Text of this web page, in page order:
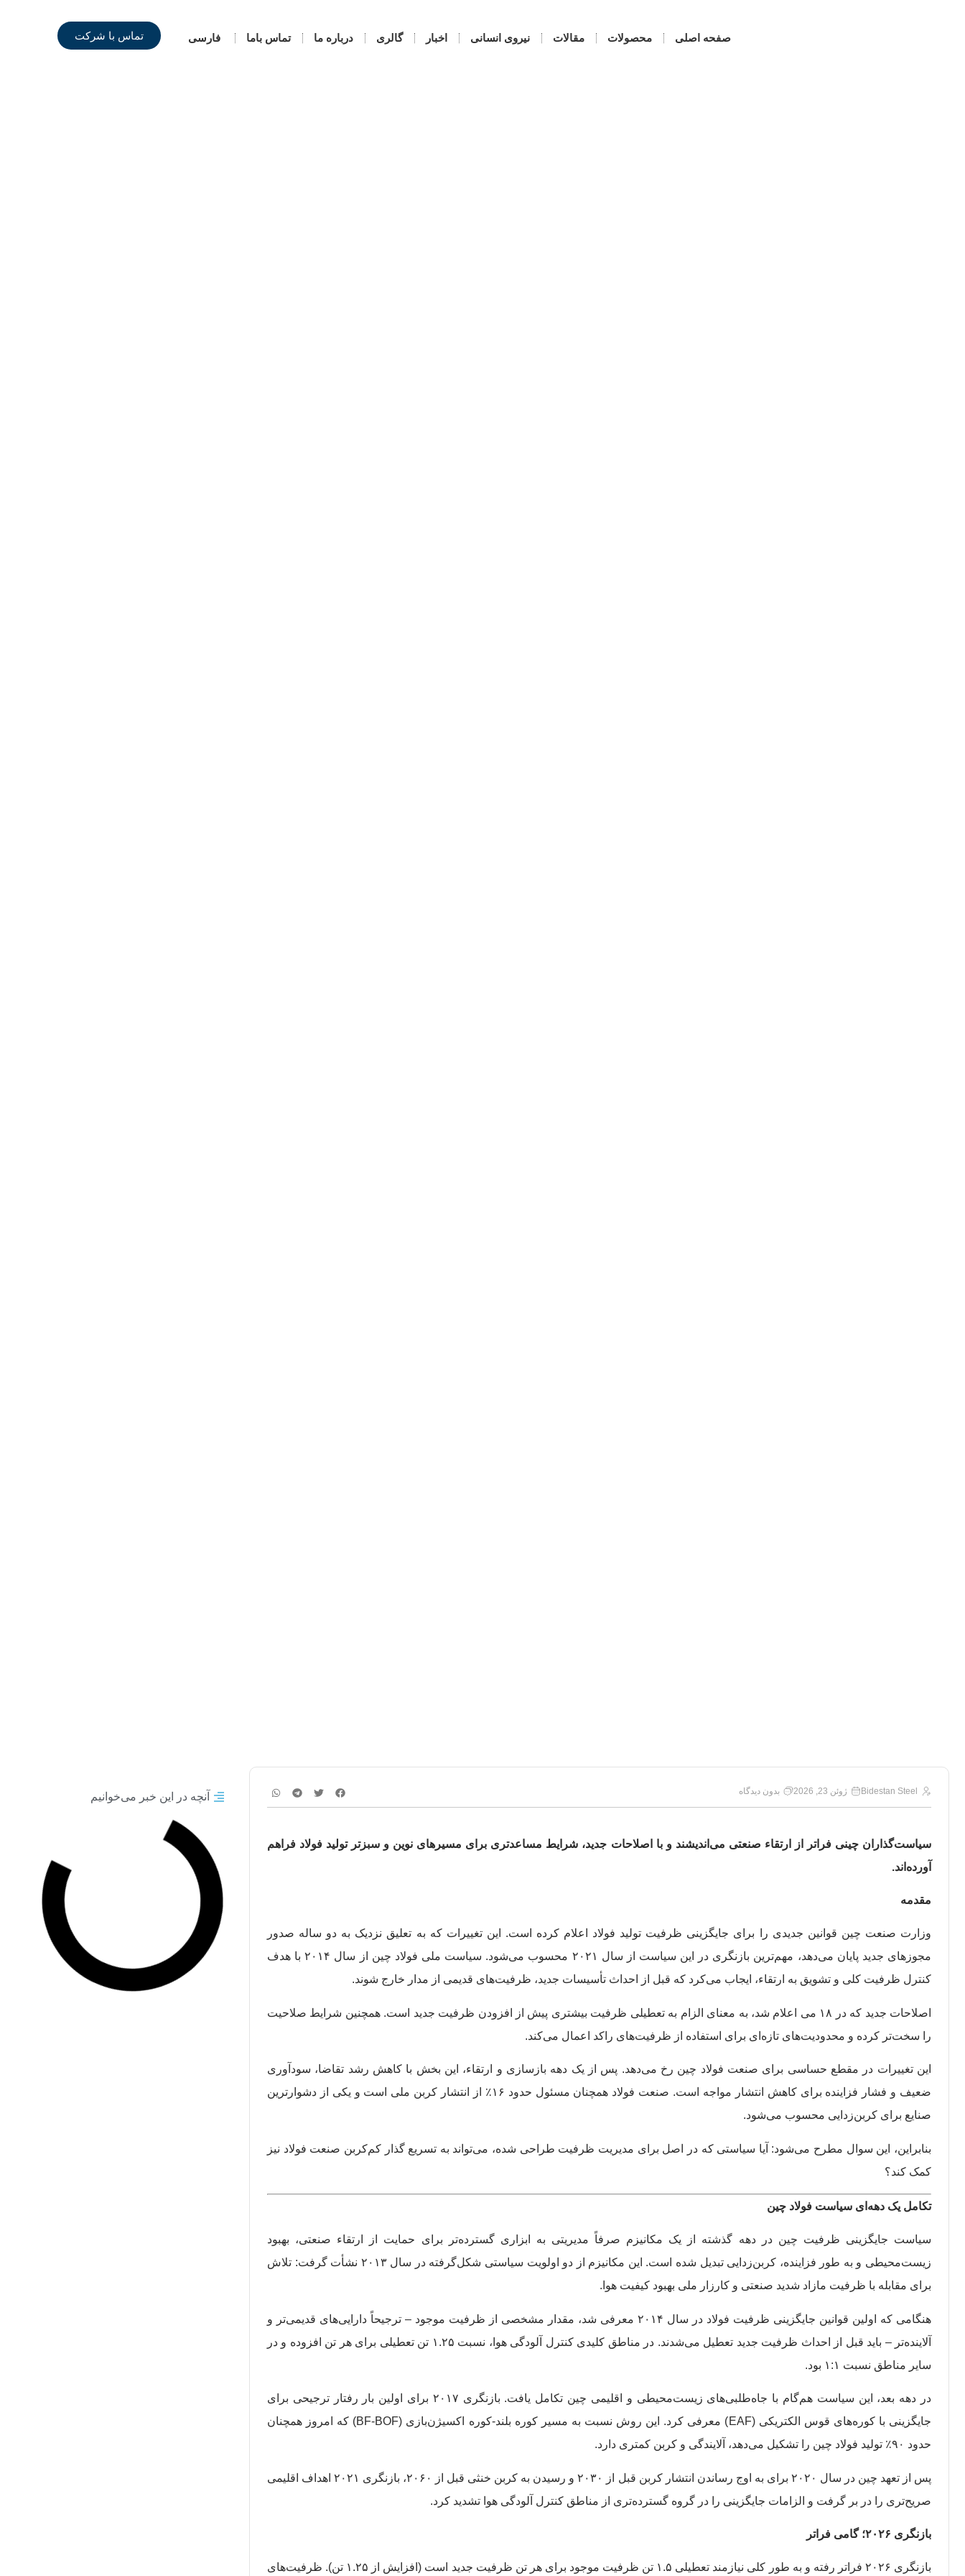
صفحه اصلی محصولات مقالات نیروی انسانی اخبار گالری درباره ما تماس باما فارسی تماس با شرکت
Bidestan Steel ژوئن 23, 2026 بدون دیدگاه
سیاست‌گذاران چینی فراتر از ارتقاء صنعتی می‌اندیشند و با اصلاحات جدید، شرایط مساعدتری برای مسیرهای نوین و سبزتر تولید فولاد فراهم
آورده‌اند.
مقدمه
وزارت صنعت چین قوانین جدیدی را برای جایگزینی ظرفیت تولید فولاد اعلام کرده است. این تغییرات که به تعلیق نزدیک به دو ساله صدور
مجوزهای جدید پایان می‌دهد، مهم‌ترین بازنگری در این سیاست از سال ۲۰۲۱ محسوب می‌شود. سیاست ملی فولاد چین از سال ۲۰۱۴ با هدف
کنترل ظرفیت کلی و تشویق به ارتقاء، ایجاب می‌کرد که قبل از احداث تأسیسات جدید، ظرفیت‌های قدیمی از مدار خارج شوند.
اصلاحات جدید که در ۱۸ می اعلام شد، به معنای الزام به تعطیلی ظرفیت بیشتری پیش از افزودن ظرفیت جدید است. همچنین شرایط صلاحیت
را سخت‌تر کرده و محدودیت‌های تازه‌ای برای استفاده از ظرفیت‌های راکد اعمال می‌کند.
این تغییرات در مقطع حساسی برای صنعت فولاد چین رخ می‌دهد. پس از یک دهه بازسازی و ارتقاء، این بخش با کاهش رشد تقاضا، سودآوری
ضعیف و فشار فزاینده برای کاهش انتشار مواجه است. صنعت فولاد همچنان مسئول حدود ۱۶٪ از انتشار کربن ملی است و یکی از دشوارترین
صنایع برای کربن‌زدایی محسوب می‌شود.
بنابراین، این سوال مطرح می‌شود: آیا سیاستی که در اصل برای مدیریت ظرفیت طراحی شده، می‌تواند به تسریع گذار کم‌کربن صنعت فولاد نیز
کمک کند؟
تکامل یک دهه‌ای سیاست فولاد چین
سیاست جایگزینی ظرفیت چین در دهه گذشته از یک مکانیزم صرفاً مدیریتی به ابزاری گسترده‌تر برای حمایت از ارتقاء صنعتی، بهبود
زیست‌محیطی و به طور فزاینده، کربن‌زدایی تبدیل شده است. این مکانیزم از دو اولویت سیاستی شکل‌گرفته در سال ۲۰۱۳ نشأت گرفت: تلاش
برای مقابله با ظرفیت مازاد شدید صنعتی و کارزار ملی بهبود کیفیت هوا.
هنگامی که اولین قوانین جایگزینی ظرفیت فولاد در سال ۲۰۱۴ معرفی شد، مقدار مشخصی از ظرفیت موجود – ترجیحاً دارایی‌های قدیمی‌تر و
آلاینده‌تر – باید قبل از احداث ظرفیت جدید تعطیل می‌شدند. در مناطق کلیدی کنترل آلودگی هوا، نسبت ۱.۲۵ تن تعطیلی برای هر تن افزوده و در
سایر مناطق نسبت ۱:۱ بود.
در دهه بعد، این سیاست هم‌گام با جاه‌طلبی‌های زیست‌محیطی و اقلیمی چین تکامل یافت. بازنگری ۲۰۱۷ برای اولین بار رفتار ترجیحی برای
جایگزینی با کوره‌های قوس الکتریکی (EAF) معرفی کرد. این روش نسبت به مسیر کوره بلند-کوره اکسیژن‌بازی (BF-BOF) که امروز همچنان
حدود ۹۰٪ تولید فولاد چین را تشکیل می‌دهد، آلایندگی و کربن کمتری دارد.
پس از تعهد چین در سال ۲۰۲۰ برای به اوج رساندن انتشار کربن قبل از ۲۰۳۰ و رسیدن به کربن خنثی قبل از ۲۰۶۰، بازنگری ۲۰۲۱ اهداف اقلیمی
صریح‌تری را در بر گرفت و الزامات جایگزینی را در گروه گسترده‌تری از مناطق کنترل آلودگی هوا تشدید کرد.
بازنگری ۲۰۲۶؛ گامی فراتر
بازنگری ۲۰۲۶ فراتر رفته و به طور کلی نیازمند تعطیلی ۱.۵ تن ظرفیت موجود برای هر تن ظرفیت جدید است (افزایش از ۱.۲۵ تن). ظرفیت‌های
آنچه در این خبر می‌خوانیم